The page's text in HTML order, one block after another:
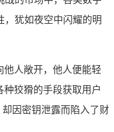
，犹如夜空中闪耀的明
他人敞开，他人便能轻
狡猾的手段获取用户
因密钥泄露而陷入了财